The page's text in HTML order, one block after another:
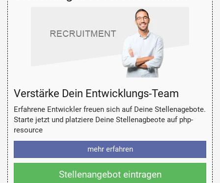
Verstärke Dein Entwicklungs-Team
Erfahrene Entwickler freuen sich auf Deine Stellenagebote.
Starte jetzt und platziere Deine Stellenagbeote auf php-
resource
mehr erfahren
Stellenangebot eintragen